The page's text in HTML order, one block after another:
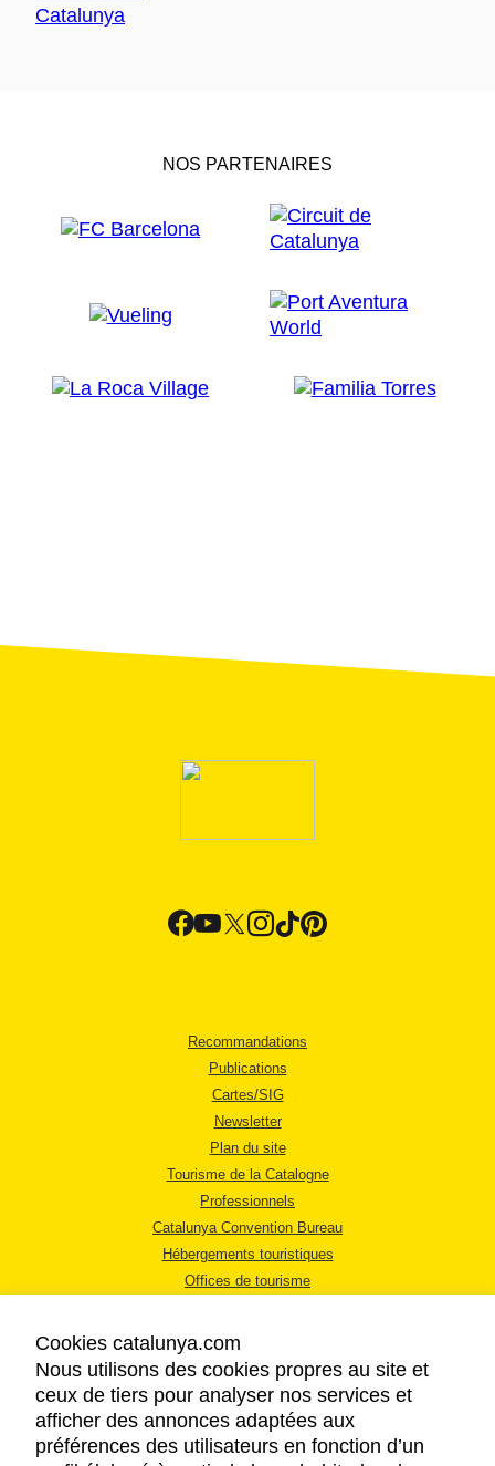
NOS PARTENAIRES
Recommandations
Publications
Cartes/SIG
Newsletter
Plan du site
Tourisme de la Catalogne
Professionnels
Catalunya Convention Bureau
Hébergements touristiques
Offices de tourisme
MENTIONS LÉGALES
Cookies catalunya.com
Nous utilisons des cookies propres au site et
ceux de tiers pour analyser nos services et
afficher des annonces adaptées aux
préférences des utilisateurs en fonction d’un